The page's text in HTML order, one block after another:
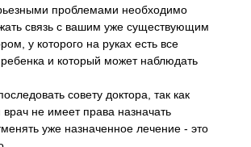
проблемами необходимо
связь с вашим уже существующим
у которого на руках есть все
и который может наблюдать
совету доктора, так как
не имеет права назначать
уже назначенное лечение - это